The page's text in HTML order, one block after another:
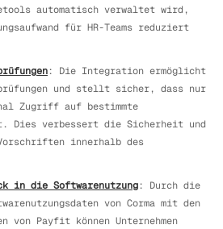
automatisch verwaltet wird,
für HR-Teams reduziert
: Die Integration ermöglicht
und stellt sicher, dass nur
Zugriff auf bestimmte
Dies verbessert die Sicherheit und
innerhalb des
in die Softwarenutzung: Durch die
von Corma mit den
von Payfit können Unternehmen